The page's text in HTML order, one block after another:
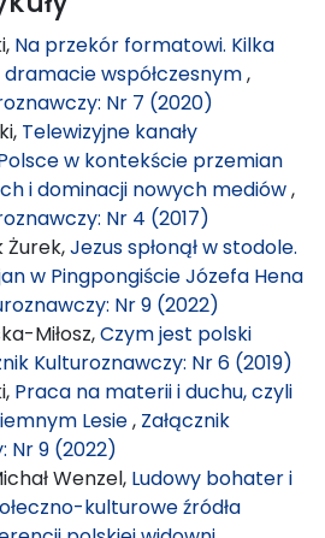
Na przekór formatowi. Kilka
współczesnym,
Nr 7 (2020)
Telewizyjne kanały
w kontekście przemian
i dominacji nowych mediów,
Nr 4 (2017)
Żurek,Jezus spłonął w stodole.
w Pingpongiście Józefa Hena
Nr 9 (2022)
Miłosz,Czym jest polski
Kulturoznawczy: Nr 6 (2019)
Praca na materii i duchu, czyli
Lesie, Załącznik
Nr 9 (2022)
Wenzel, Ludowy bohater i
kulturowe źródła